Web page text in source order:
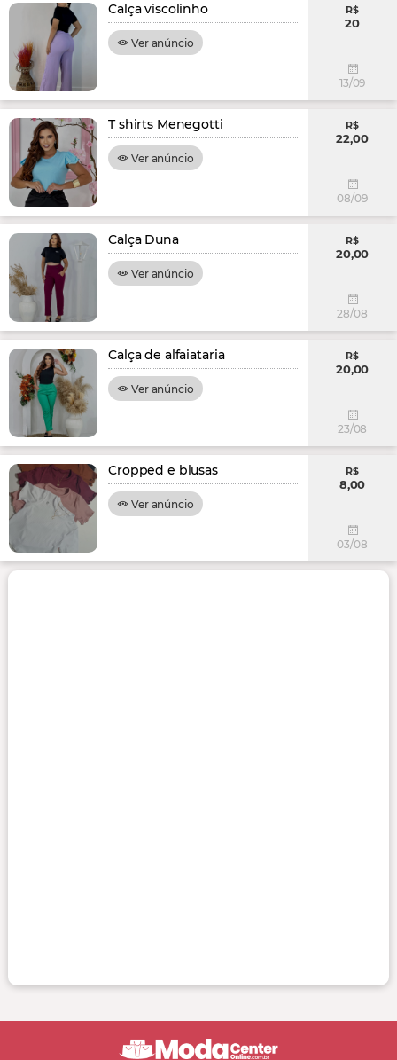
Calça viscolinho
Ver anúncio
R$
20
13/09
T shirts Menegotti
Ver anúncio
R$
22,00
08/09
Calça Duna
Ver anúncio
R$
20,00
28/08
Calça de alfaiataria
Ver anúncio
R$
20,00
23/08
Cropped e blusas
Ver anúncio
R$
8,00
03/08